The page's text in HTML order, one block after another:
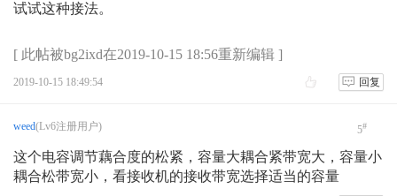
试试这种接法。
[ 此帖被bg2ixd在2019-10-15 18:56重新编辑 ]
2019-10-15 18:49:54 回复
weed(Lv6注册用户) 5#
这个电容调节藕合度的松紧，容量大耦合紧带宽大，容量小
耦合松带宽小，看接收机的接收带宽选择适当的容量